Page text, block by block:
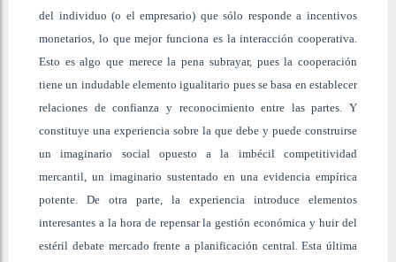
del individuo (o el empresario) que sólo responde a incentivos
monetarios, lo que mejor funciona es la interacción cooperativa.
Esto es algo que merece la pena subrayar, pues la cooperación
tiene un indudable elemento igualitario pues se basa en establecer
relaciones de confianza y reconocimiento entre las partes. Y
constituye una experiencia sobre la que debe y puede construirse
un imaginario social opuesto a la imbécil competitividad
mercantil, un imaginario sustentado en una evidencia empírica
potente. De otra parte, la experiencia introduce elementos
interesantes a la hora de repensar la gestión económica y huir del
estéril debate mercado frente a planificación central. Esta última